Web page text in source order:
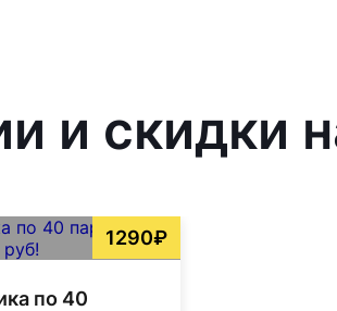
и скидки
1290₽
по 40